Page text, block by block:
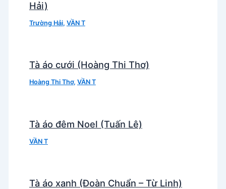
Hải)
Trường Hải, VẦN T
Tà áo cưới (Hoàng Thi Thơ)
Hoàng Thi Thơ, VẦN T
Tà áo đêm Noel (Tuấn Lê)
VẦN T
Tà áo xanh (Đoàn Chuẩn – Từ Linh)